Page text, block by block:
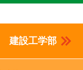
建設工学部